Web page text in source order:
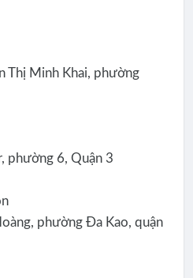
Thị Minh Khai, phường
phường 6, Quận 3
phường Đa Kao, quận